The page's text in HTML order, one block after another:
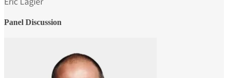
Panel Discussion